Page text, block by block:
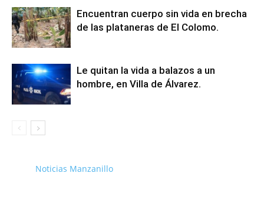
Encuentran cuerpo sin vida en brecha
de las plataneras de El Colomo.
Le quitan la vida a balazos a un
hombre, en Villa de Álvarez.
Noticias Manzanillo